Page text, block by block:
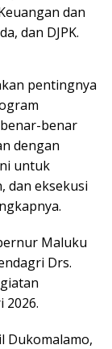
dan
dan DJPK.
pentingnya
benar
dengan
untuk
dan eksekusi
Maluku
Drs.
2026.
Dukomalamo,